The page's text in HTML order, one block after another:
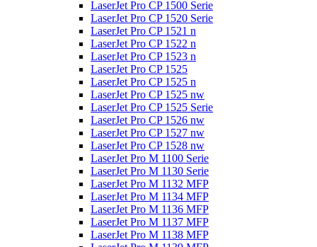
LaserJet Pro CP 1500 Serie
LaserJet Pro CP 1520 Serie
LaserJet Pro CP 1521 n
LaserJet Pro CP 1522 n
LaserJet Pro CP 1523 n
LaserJet Pro CP 1525
LaserJet Pro CP 1525 n
LaserJet Pro CP 1525 nw
LaserJet Pro CP 1525 Serie
LaserJet Pro CP 1526 nw
LaserJet Pro CP 1527 nw
LaserJet Pro CP 1528 nw
LaserJet Pro M 1100 Serie
LaserJet Pro M 1130 Serie
LaserJet Pro M 1132 MFP
LaserJet Pro M 1134 MFP
LaserJet Pro M 1136 MFP
LaserJet Pro M 1137 MFP
LaserJet Pro M 1138 MFP